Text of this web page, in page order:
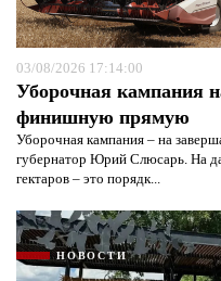
03/08/2026 17:14:00
Уборочная кампания
финишную прямую
Уборочная кампания – на
губернатор Юрий Слюсарь. На
гектаров – это порядк...
НОВОСТИ